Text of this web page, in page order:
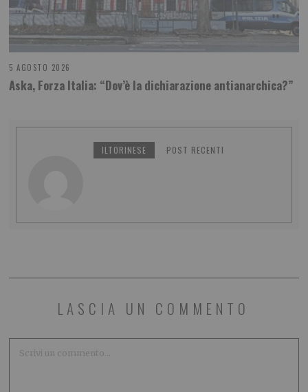
5 AGOSTO 2026
Aska, Forza Italia: “Dov’è la dichiarazione antianarchica?”
ILTORINESE POST RECENTI
LASCIA UN COMMENTO